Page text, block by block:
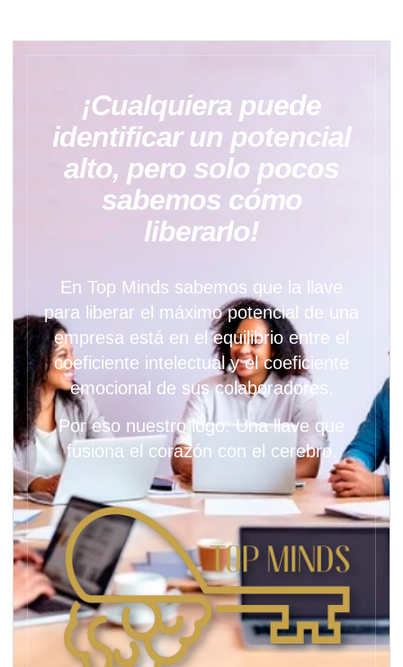
¡Cualquiera puede
identificar un potencial
alto, pero solo pocos
sabemos cómo
liberarlo!
En Top Minds sabemos que la llave
para liberar el máximo potencial de una
empresa está en el equilibrio entre el
coeficiente intelectual y el coeficiente
emocional de sus colaboradores.
Por eso nuestro logo: Una llave que
fusiona el corazón con el cerebro.